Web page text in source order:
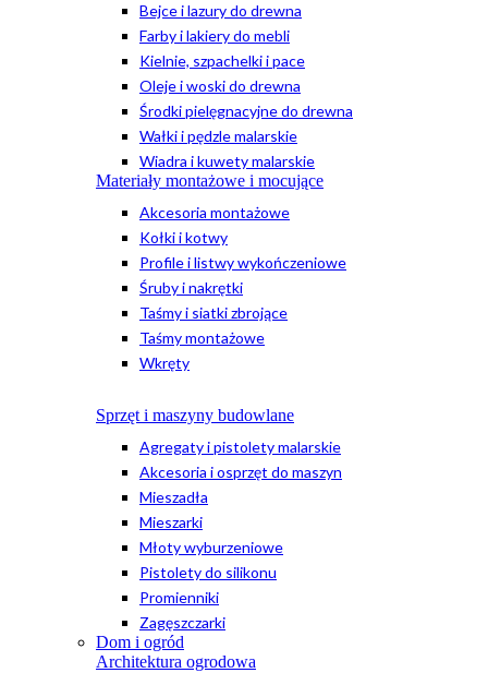
Bejce i lazury do drewna
Farby i lakiery do mebli
Kielnie, szpachelki i pace
Oleje i woski do drewna
Środki pielęgnacyjne do drewna
Wałki i pędzle malarskie
Wiadra i kuwety malarskie
Materiały montażowe i mocujące
Akcesoria montażowe
Kołki i kotwy
Profile i listwy wykończeniowe
Śruby i nakrętki
Taśmy i siatki zbrojące
Taśmy montażowe
Wkręty
Sprzęt i maszyny budowlane
Agregaty i pistolety malarskie
Akcesoria i osprzęt do maszyn
Mieszadła
Mieszarki
Młoty wyburzeniowe
Pistolety do silikonu
Promienniki
Zagęszczarki
Dom i ogród
Architektura ogrodowa